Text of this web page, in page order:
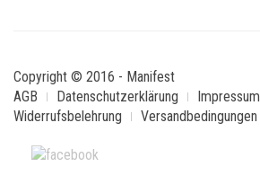
Copyright © 2016 - Manifest
AGB
Datenschutzerklärung Impressum
Widerrufsbelehrung
Versandbedingungen